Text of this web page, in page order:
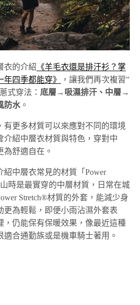
衣的介紹 《羊毛衣還是排汗衫？掌
四季都能穿》
，讓我們再次複習”
式穿法： 底層→吸濕排汗、中層→
防水。
有更多材質可以來應對不同的環境
介紹中層衣材質與特色，穿對中
為舒適自在。
紹中層衣常見的材質「Power
時是最實穿的中層材質，日常在城
Stretch®材質的外套，能減少身
更為輕鬆，即便小雨沾濕外套表
，仍能保有保暖效果，像最近這種
適合通勤族或是機車騎士著用。